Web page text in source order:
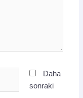
Daha
sonraki